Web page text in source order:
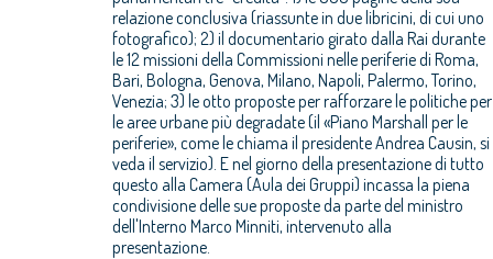
relazione conclusiva (riassunte in due libricini, di cui uno
fotografico); 2) il documentario girato dalla Rai durante
le 12 missioni della Commissioni nelle periferie di Roma,
Bari, Bologna, Genova, Milano, Napoli, Palermo, Torino,
Venezia; 3) le otto proposte per rafforzare le politiche per
le aree urbane più degradate (il «Piano Marshall per le
periferie», come le chiama il presidente Andrea Causin, si
veda il servizio). E nel giorno della presentazione di tutto
questo alla Camera (Aula dei Gruppi) incassa la piena
condivisione delle sue proposte da parte del ministro
dell'Interno Marco Minniti, intervenuto alla
presentazione.